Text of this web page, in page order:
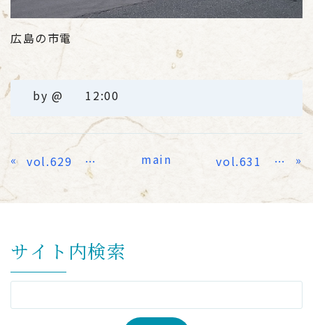
広島の市電
by @ 12:00
« vol.629 タイムスリップ
main vol.631 本質が
»
サイト内検索